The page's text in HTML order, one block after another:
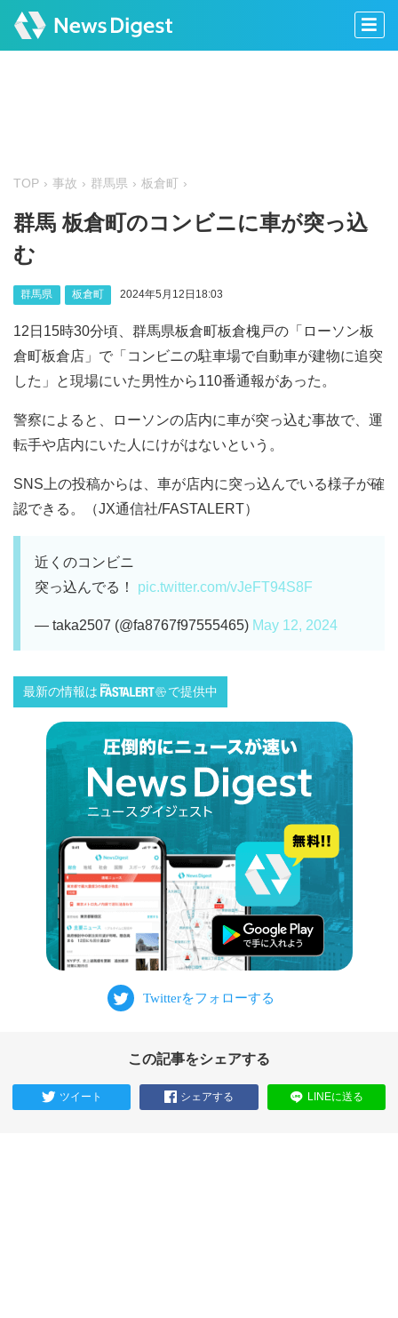
TOP 事故 群馬県 板倉町
群馬 板倉町のコンビニに車が突っ込
む
群馬県 板倉町 2024年5月12日18:03
12日15時30分頃、群馬県板倉町板倉槐戸の「ローソン板
倉町板倉店」で「コンビニの駐車場で自動車が建物に追突
した」と現場にいた男性から110番通報があった。
警察によると、ローソンの店内に車が突っ込む事故で、運
転手や店内にいた人にけがはないという。
SNS上の投稿からは、車が店内に突っ込んでいる様子が確
認できる。（JX通信社/FASTALERT）
近くのコンビニ
突っ込んでる！ pic.twitter.com/vJeFT94S8F
— taka2507 (@fa8767f97555465) May 12, 2024
最新の情報は で提供中
この記事をシェアする
ツイート シェアする LINEに送る